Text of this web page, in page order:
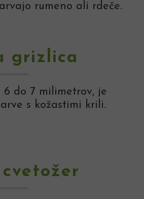
rumeno ali rdeče.
grizlica
do 7 milimetrov, je
s kožastimi krili.